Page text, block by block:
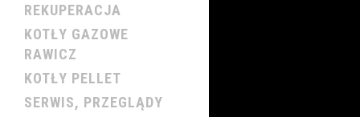
REKUPERACJA
KOTŁY GAZOWE
RAWICZ
KOTŁY PELLET
SERWIS, PRZEGLĄDY